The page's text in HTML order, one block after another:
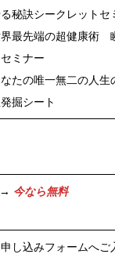
秘訣シークレットセ
界最先端の超健康術
ミナー
なたの唯一無二の人
掘シート
今なら無料
し込みフォームへご